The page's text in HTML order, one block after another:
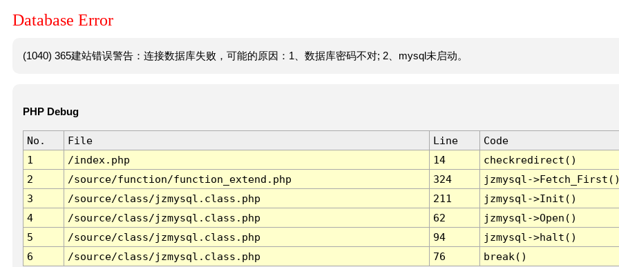
Database Error
(1040) 365建站错误警告：连接数据库失败，可能的原因：1、数据库密码不对; 2、mysql未启动。
PHP Debug
No. File Line
Code
1
/index.php 14
checkredirect()
2
/source/function/function_extend.php 324
jzmysql-
3
/source/class/jzmysql.class.php 211
jzmysql->Init()
4
/source/class/jzmysql.class.php 62
jzmysql->Open()
5
/source/class/jzmysql.class.php 94
jzmysql->halt()
6
/source/class/jzmysql.class.php 76 break()